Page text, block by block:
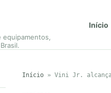
Início
Início» Vini Jr. alcança